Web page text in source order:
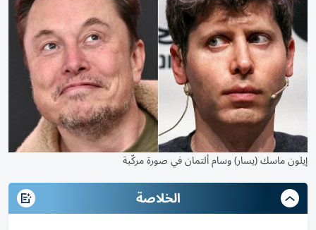
إيلون ماسك (يسار) وسام ألتمان في صورة مركّبة
الخلاصة